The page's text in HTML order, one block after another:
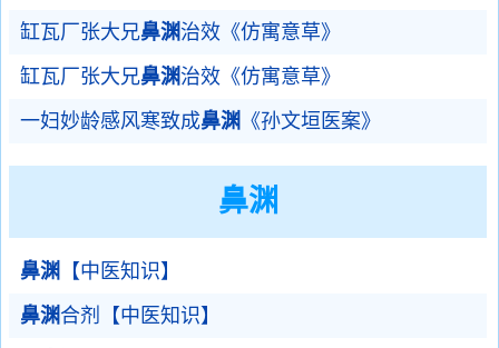
缸瓦厂张大兄鼻渊治效《仿寓意草》
缸瓦厂张大兄鼻渊治效《仿寓意草》
一妇妙龄感风寒致成鼻渊 《孙文垣医案》
鼻渊
鼻渊 【中医知识】
鼻渊合剂【中医知识】